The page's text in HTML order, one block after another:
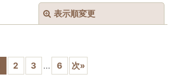
表示順変更
2 3 ... 6 次»